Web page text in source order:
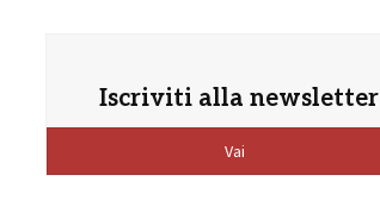
Iscriviti alla newsletter
Vai